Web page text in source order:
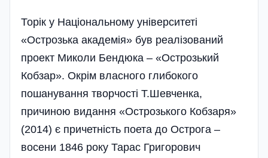
Торік у Національному університеті
«Острозька академія» був реалізований
проект Миколи Бендюка – «Острозький
Кобзар». Окрім власного глибокого
пошанування творчості Т.Шевченка,
причиною видання «Острозького Кобзаря»
(2014) є причетність поета до Острога –
восени 1846 року Тарас Григорович